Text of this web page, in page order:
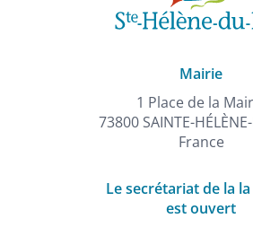
Mairie
1 Place de la
73800 SAINTE-
France
Le secrétariat de la
est ouvert